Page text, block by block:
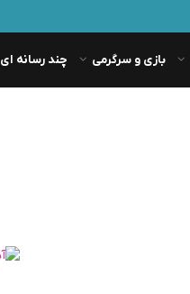
بازی و سرگرمی چند رسانه ای